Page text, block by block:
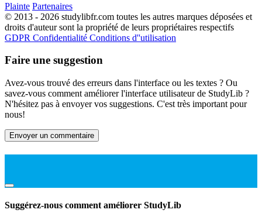
Plainte Partenaires
© 2013 - 2026 studylibfr.com toutes les autres marques déposées et
droits d'auteur sont la propriété de leurs propriétaires respectifs
GDPR Confidentialité Conditions d''utilisation
Faire une suggestion
Avez-vous trouvé des erreurs dans l'interface ou les textes ? Ou
savez-vous comment améliorer l'interface utilisateur de StudyLib ?
N'hésitez pas à envoyer vos suggestions. C'est très important pour
nous!
Envoyer un commentaire
Suggérez-nous comment améliorer StudyLib